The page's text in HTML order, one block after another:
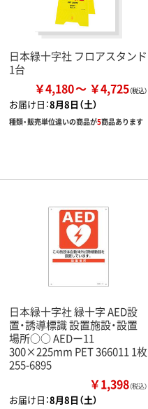
日本緑十字社 フロアスタンド
1台
￥4,180 ￥4,725
お届け日：8月8日（土）
種類・販売単位違いの商品が5商品あります
日本緑十字社 緑十字 AED設
置・誘導標識 設置施設・設置
場所○○ AEDー11
300×225mm PET 366011 1枚
255-6895
￥1,398（税込）
お届け日：8月8日（土）